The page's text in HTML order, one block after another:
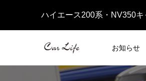
ハイエース200系・NV350
お知らせ